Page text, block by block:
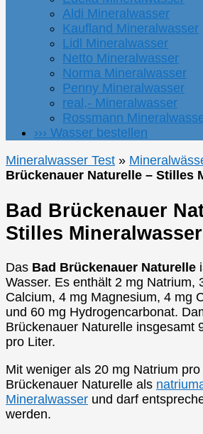
Aldi Mineralwasser
Kaufland Mineralwasser
Lidl Mineralwasser
Netto Mineralwasser
Norma Mineralwasser
Penny Mineralwasser
real,- Mineralwasser
Rossmann
››› Wasser bestellen
Mineralwasser Test »
Brückenauer Naturelle – Stilles
Bad Brückenauer
Stilles Mineralwasser
Das Bad Brückenauer Naturelle
Wasser. Es enthält 2 mg Natrium,
Calcium, 4 mg Magnesium, 4 mg
und 60 mg Hydrogencarbonat.
Brückenauer Naturelle insgesamt
pro Liter.
Mit weniger als 20 mg Natrium
Brückenauer Naturelle als
Mineralwasser und darf
werden.